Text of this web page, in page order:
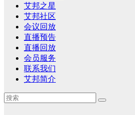
艾邦之星
艾邦社区
会议回放
直播预告
直播回放
会员服务
联系我们
艾邦简介